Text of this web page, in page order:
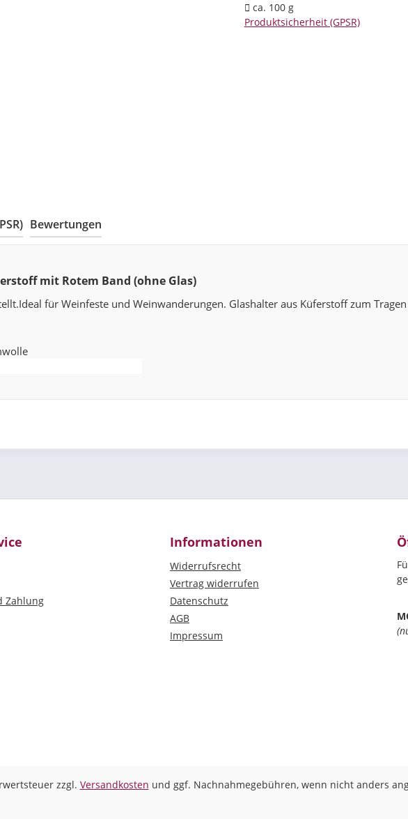
ca. 100 g
Produktsicherheit (GPSR)
Bewertungen
mit Rotem Band (ohne Glas)
für Weinfeste und Weinwanderungen. Glashalter aus Küferstoff zum
Zahlung
Informationen
Widerrufsrecht
Vertrag widerrufen
Datenschutz
AGB
Impressum
zzgl. Versandkosten und ggf. Nachnahmegebühren, wenn nicht anders